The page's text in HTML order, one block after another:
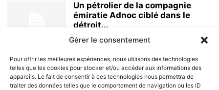
Gérer le consentement
Pour offrir les meilleures expériences, nous utilisons des technologies
telles que les cookies pour stocker et/ou accéder aux informations des
appareils. Le fait de consentir à ces technologies nous permettra de
traiter des données telles que le comportement de navigation ou les ID
Un pétrolier de la compagnie
émiratie Adnoc ciblé dans le
détroit...
8 août 2026